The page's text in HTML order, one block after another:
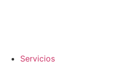
Servicios